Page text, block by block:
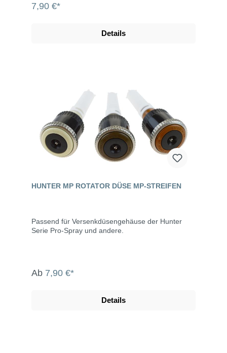
7,90 €*
Details
HUNTER MP ROTATOR DÜSE MP-STREIFEN
Passend für Versenkdüsengehäuse der Hunter
Serie Pro-Spray und andere.
Ab 7,90 €*
Details